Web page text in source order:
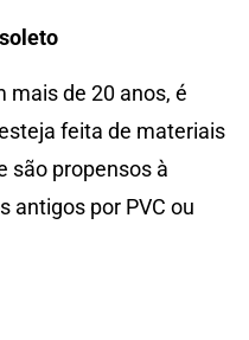
mais de 20 anos, é
feita de materiais
são propensos à
antigos por PVC ou